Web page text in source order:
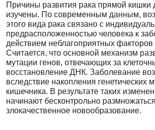
Причины развития рака прямой кишки
изучены. По современным данным,
этого вида рака связано с
предрасположенностью человека к
действием неблагоприятных
Считается, что основной механизм
мутации генов, отвечающих за
восстановление ДНК. Заболевание
вследствие накопления генетических
кишечника. В результате таких
начинают бесконтрольно
злокачественное новообразование.